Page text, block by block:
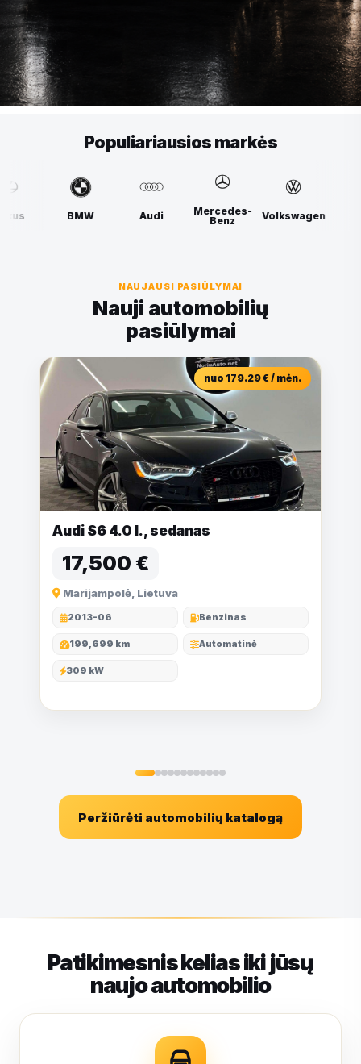
Populiariausios markės
BMW
Mercedes-
Volkswagen Lexus
NAUJAUSI PASIŪLYMAI
Nauji automobilių
pasiūlymai
nuo 179.29 € / mėn.
Audi S6 4.0 l., sedanas
17,500 €
Marijampolė, Lietuva
2013-06 Benzinas
199,699 km Automatinė
309 kW
Peržiūrėti automobilių katalogą
Patikimesnis kelias iki jūsų
naujo automobilio